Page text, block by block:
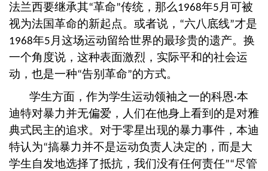
法兰西要继承其“革命”传统，那么1968年5 月可被
视为法国革命的新起点。或者说， “六八底线”才是
1968年5 月这场运动留给世界的最珍贵的遗产。换
一个角度说，这种表面激烈，实际平和的社会运
动，也是一种“告别革命”的方式。
学生方面，作为学生运动领袖之一的科恩·本
迪特对暴力并无偏爱，人们在他身上看到的是对雅
典式民主的追求。对于零星出现的暴力事件，本迪
特认为“搞暴力并不是运动负责人决定的，而是大
学生自发地选择了抵抗，我们没有任何责任”“尽管